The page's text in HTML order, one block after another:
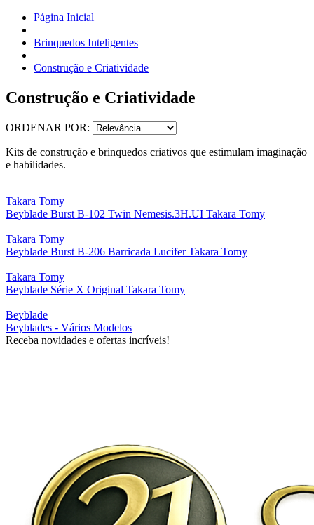
Página Inicial
Brinquedos Inteligentes
Construção e Criatividade
Construção e Criatividade
ORDENAR POR:
Kits de construção e brinquedos criativos que estimulam imaginação
e habilidades.
Takara Tomy
Beyblade Burst B-102 Twin Nemesis.3H.UI Takara Tomy
Takara Tomy
Beyblade Burst B-206 Barricada Lucifer Takara Tomy
Takara Tomy
Beyblade Série X Original Takara Tomy
Beyblade
Beyblades - Vários Modelos
Receba novidades e ofertas incríveis!